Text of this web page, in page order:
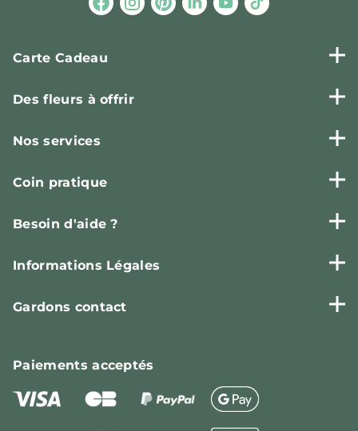
Carte Cadeau
Des fleurs à offrir
Nos services
Coin pratique
Besoin d'aide ?
Informations Légales
Gardons contact
Paiementsacceptés